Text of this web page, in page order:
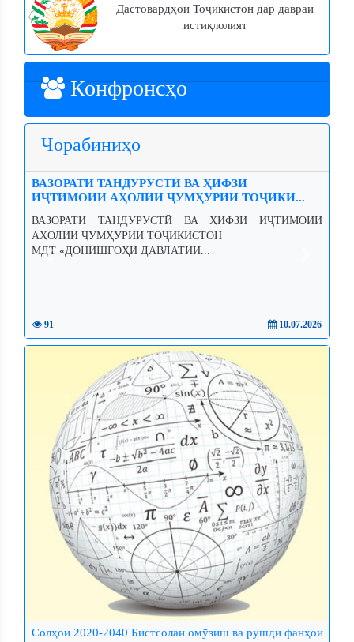
Дастовардҳои Тоҷикистон дар давраи
истиқлолият
Конфронсҳо
Чорабиниҳо
ВАЗОРАТИ ТАНДУРУСТӢ ВА ҲИФЗИ
ИҶТИМОИИ АҲОЛИИ ҶУМҲУРИИ ТОҶИКИ...
ВАЗОРАТИ ТАНДУРУСТӢ ВА ҲИФЗИ ИҶТИМОИИ
АҲОЛИИ ҶУМҲУРИИ ТОҶИКИСТОН
МДТ «ДОНИШГОҲИ ДАВЛАТИИ...
91 10.07.2026
Солҳои 2020-2040 Бистсолаи омӯзиш ва рушди фанҳои